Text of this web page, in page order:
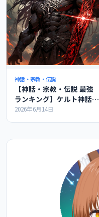
神話・宗教・伝説
【神話・宗教・伝説 最強
ランキング】ケルト神話の
最強ランキングの紹介
2026年6月14日